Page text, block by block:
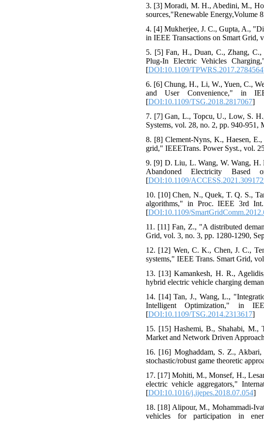
3. [3] Moradi, M. H., Abedini, M.,
sources,"Renewable Energy,Volume
4. [4] Mukherjee, J. C., Gupta, A.,
in IEEE Transactions on Smart Grid,
5. [5] Fan, H., Duan, C., Zhang,
Plug-In Electric Vehicles
[DOI:10.1109/TPWRS.2017.2784564
6. [6] Chung, H., Li, W., Yuen, C.,
and User Convenience," in
[DOI:10.1109/TSG.2018.2817067]
7. [7] Gan, L., Topcu, U., Low, S.
Systems, vol. 28, no. 2, pp. 940-951,
8. [8] Clement-Nyns, K., Haesen,
grid," IEEETrans. Power Syst., vol.
9. [9] D. Liu, L. Wang, W. Wang, H.
Abandoned Electricity
[DOI:10.1109/
10. [10] Chen, N., Quek, T. Q. S.,
algorithms," in Proc. IEEE 3rd
[DOI:10.1109/
11. [11] Fan, Z., "A distributed
Grid, vol. 3, no. 3, pp. 1280-1290,
12. [12] Wen, C. K., Chen, J. C.,
systems," IEEE Trans. Smart Grid,
13. [13] Kamankesh, H. R.,
hybrid electric vehicle charging
14. [14] Tan, J., Wang, L.,
Intelligent Optimization," in
[DOI:10.1109/TSG.2014.2313617]
15. [15] Hashemi, B., Shahabi, M.,
Market and Network Driven
16. [16] Moghaddam, S. Z.,
stochastic/robust game theoretic
17. [17] Mohiti, M., Monsef, H.,
electric vehicle aggregators,"
[DOI:10.1016/j.ijepes.2018.07.054]
18. [18] Alipour, M., Mohammadi-
vehicles for participation in